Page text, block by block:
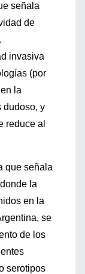
señala
de
invasiva
(por
la
dudoso, y
reduce al
que señala
la
en la
se
de los
serotipos